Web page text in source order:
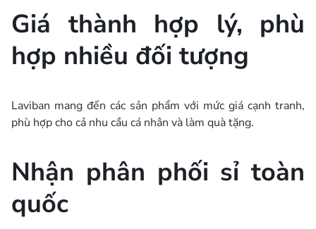
Giá thành hợp lý, phù
hợp nhiều đối tượng
Laviban mang đến các sản phẩm với mức giá cạnh tranh,
phù hợp cho cả nhu cầu cá nhân và làm quà tặng.
Nhận phân phối sỉ toàn
quốc